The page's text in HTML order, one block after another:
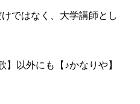
ではなく、大学講師とし
】以外にも【♪かなりや】